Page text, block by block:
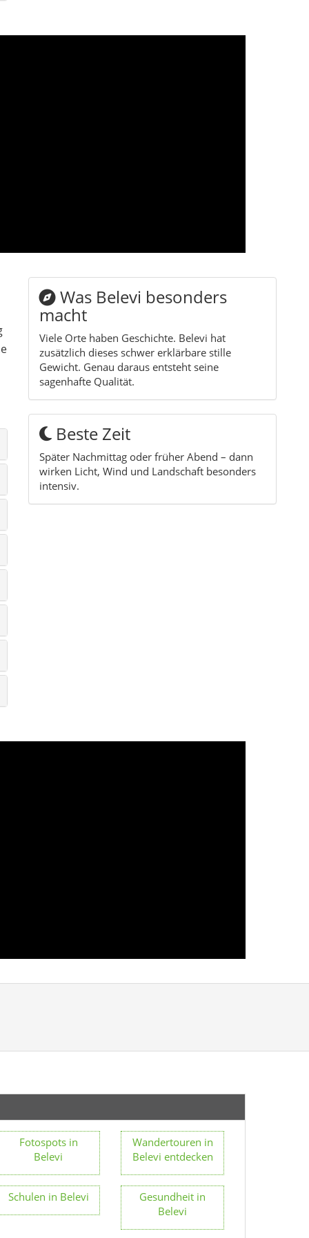
Was Belevi besonders
macht
Viele Orte haben Geschichte. Belevi hat
zusätzlich dieses schwer erklärbare stille
Gewicht. Genau daraus entsteht seine
sagenhafte Qualität.
Beste Zeit
Später Nachmittag oder früher Abend – dann
wirken Licht, Wind und Landschaft besonders
intensiv.
Fotospots in
Belevi
Wandertouren in
Belevi entdecken
Schulen in Belevi
Gesundheit in
Belevi